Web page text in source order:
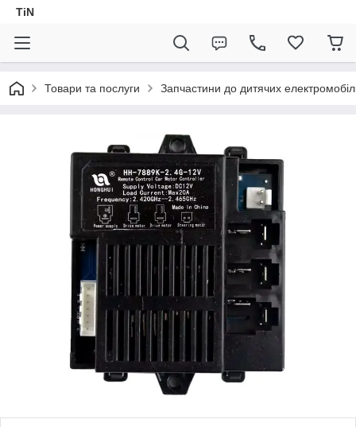
TiN
Товари та послуги Запчастини до дитячих